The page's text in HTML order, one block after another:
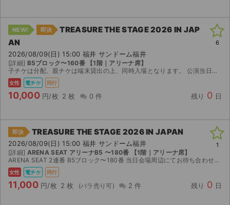
NEW! 即決
TREASURE THE STAGE 2026 IN JAP
AN
2026/08/09(日) 15:00 福井 サンドーム福井
[詳細] B5ブロック〜160番 【1階｜アリーナ席】
子チケは分配、親チケは端末貸出の上、同時入場となります。 公演当日は14:00を目処に待ち合わせをして、同時入場していただきます。詳しい時間や待ち合わせ場所は決まり次第お伝えいたしますので時間...
女性 電チケ 同行
10,000 円/枚 2 枚 0 件 残り 0 日
6
即決 TREASURE THE STAGE 2026 IN JAPAN
2026/08/09(日) 15:00 福井 サンドーム福井
[詳細] ARENA SEAT アリーナB5 〜180番 【1階｜アリーナ席】
ARENA SEAT 2連番 B5ブロック〜180番 当日会場周辺にてお待ち合わせのうえ、端末貸出、同時入場をお願いいたします。 端末持ち逃げ防止のため、本人書類をお預かりする場合がございます...
女性 電チケ 同行
11,000 円/枚 2 枚 2 件 残り 0 日
1